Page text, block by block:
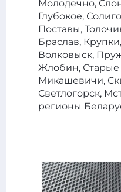
Молодечно,
Глубокое,
Поставы,
Браслав,
Волковыск,
Жлобин, Старые
Микашевичи,
Светлогорск,
регионы